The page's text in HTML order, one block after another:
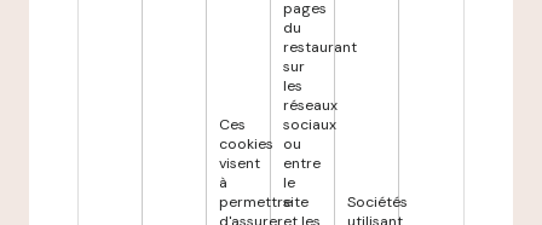
Ces
cookies
visent
à
permettre
pages
du
restaurant
sur
les
réseaux
sociaux
ou
entre
le
site
Sociétés